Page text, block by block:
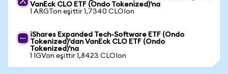
VanEck CLO ETF (Ondo Tokenized)'na
1 ARGTon eşittir 1,7340 CLOIon
iShares Expanded Tech-Software ETF (Ondo
Tokenized)'dan VanEck CLO ETF (Ondo
Tokenized)'na
1 IGVon eşittir 1,8423 CLOIon